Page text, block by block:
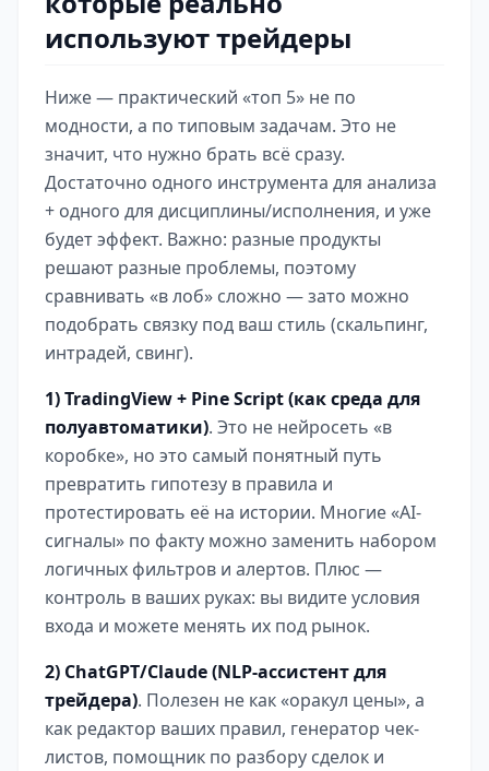
используют трейдеры
Ниже — практический «топ 5» не по
модности, а по типовым задачам. Это не
значит, что нужно брать всё сразу.
Достаточно одного инструмента для анализа
+ одного для дисциплины/исполнения, и уже
будет эффект. Важно: разные продукты
решают разные проблемы, поэтому
сравнивать «в лоб» сложно — зато можно
подобрать связку под ваш стиль (скальпинг,
интрадей, свинг).
1) TradingView + Pine Script (как среда для
полуавтоматики). Это не нейросеть «в
коробке», но это самый понятный путь
превратить гипотезу в правила и
протестировать её на истории. Многие «AI-
сигналы» по факту можно заменить набором
логичных фильтров и алертов. Плюс —
контроль в ваших руках: вы видите условия
входа и можете менять их под рынок.
2) ChatGPT/Claude (NLP-ассистент для
трейдера). Полезен не как «оракул цены», а
как редактор ваших правил, генератор чек-
листов, помощник по разбору сделок и